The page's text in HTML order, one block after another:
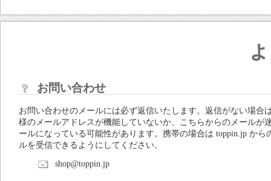
お問い合わせ
お問い合わせのメールには必ず返信いたします。返信がない場合
様のメールアドレスが機能していないか、こちらからのメールが
ールになっている可能性があります。携帯の場合は toppin.jp から
ルを受信できるようにしてください。
shop@toppin.jp